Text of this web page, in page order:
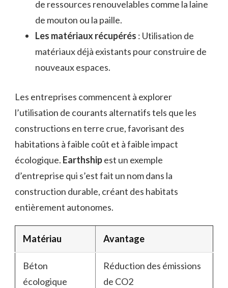
de ressources renouvelables comme la laine
de mouton ou la paille.
Les matériaux récupérés : Utilisation de
matériaux déjà existants pour construire de
nouveaux espaces.
Les entreprises commencent à explorer
l’utilisation de courants alternatifs tels que les
constructions en terre crue, favorisant des
habitations à faible coût et à faible impact
écologique. Earthshipest un exemple
d’entreprise qui s’est fait un nom dans la
construction durable, créant des habitats
entièrement autonomes.
Matériau Avantage
Béton
écologique
Réduction des émissions
de CO2